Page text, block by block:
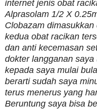
internet jenis obat
Alprasolam 1/2 X
Clobazam
kedua obat racikan
dan anti kecemasan
dokter langganan
kepada saya mulai
berarti sudah saya
terus menerus yang
Beruntung saya bisa